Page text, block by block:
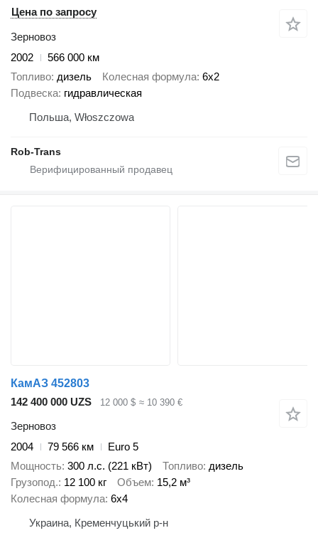
Цена по запросу
Зерновоз
2002
566 000 км
Топливо дизель Колесная формула 6x2
Подвеска гидравлическая
Польша, Włoszczowa
Rob-Trans
КамАЗ 452803
142 400 000 UZS
12 000 $ ≈ 10 390 €
Зерновоз
2004
79 566 км
Euro 5
Мощность 300 л.с. (221 кВт) Топливо дизель
Грузопод. 12 100 кг Объем 15,2 м³
Колесная формула 6x4
Украина, Кременчуцький р-н